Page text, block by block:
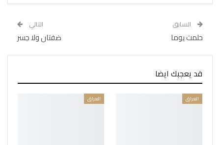
السابق
حلمت يوما
التالي
ضفتان ولا جسر
قد يعجبك ايضا
العراق العراق